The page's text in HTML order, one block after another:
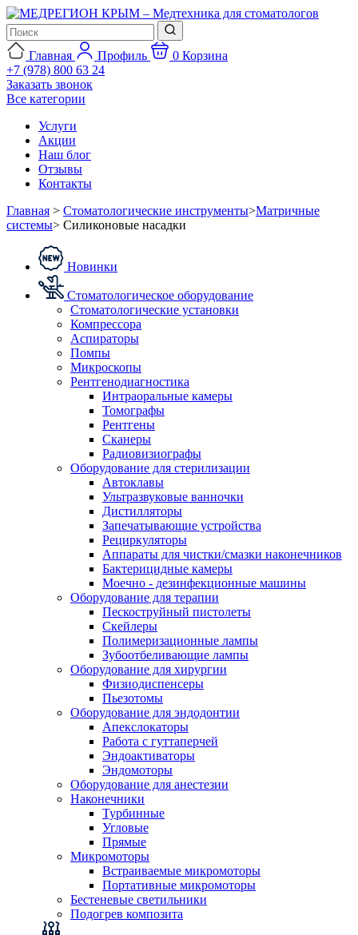
Главная Профиль 0 Корзина
+7 (978) 800 63 24
Заказать звонок
Все категории
Услуги
Акции
Наш блог
Отзывы
Контакты
Главная > Стоматологические инструменты>Матричные
системы> Силиконовые насадки
Новинки
Стоматологическое оборудование
Стоматологические установки
Компрессора
Аспираторы
Помпы
Микроскопы
Рентгенодиагностика
Интраоральные камеры
Томографы
Рентгены
Сканеры
Радиовизиографы
Оборудование для стерилизации
Автоклавы
Ультразвуковые ванночки
Дистилляторы
Запечатывающие устройства
Рециркуляторы
Аппараты для чистки/смазки наконечников
Бактерицидные камеры
Моечно - дезинфекционные машины
Оборудование для терапии
Пескоструйный пистолеты
Скейлеры
Полимеризационные лампы
Зубоотбеливающие лампы
Оборудование для хирургии
Физиодиспенсеры
Пьезотомы
Оборудование для эндодонтии
Апекслокаторы
Работа с гуттаперчей
Эндоактиваторы
Эндомоторы
Оборудование для анестезии
Наконечники
Турбинные
Угловые
Прямые
Микромоторы
Встраиваемые микромоторы
Портативные микромоторы
Бестеневые светильники
Подогрев композита